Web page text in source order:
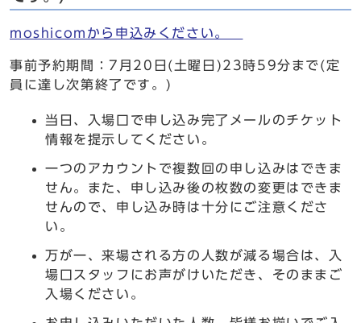
moshicomから申込みください。
事前予約期間：7月20日(土曜日)23時59分まで(定
員に達し次第終了です。)
当日、入場口で申し込み完了メールのチケット
情報を提示してください。
一つのアカウントで複数回の申し込みはできま
せん。また、申し込み後の枚数の変更はできま
せんので、申し込み時は十分にご注意くださ
い。
万が一、来場される方の人数が減る場合は、入
場口スタッフにお声がけいただき、そのままご
入場ください。